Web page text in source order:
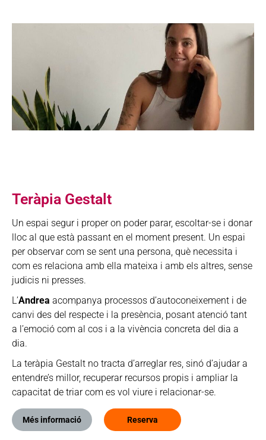
Teràpia Gestalt
Un espai segur i proper on poder parar, escoltar-se i donar
lloc al que està passant en el moment present. Un espai
per observar com se sent una persona, què necessita i
com es relaciona amb ella mateixa i amb els altres, sense
judicis ni presses.
L’Andrea acompanya processos d’autoconeixement i de
canvi des del respecte i la presència, posant atenció tant
a l’emoció com al cos i a la vivència concreta del dia a
dia.
La teràpia Gestalt no tracta d’arreglar res, sinó d’ajudar a
entendre’s millor, recuperar recursos propis i ampliar la
capacitat de triar com es vol viure i relacionar-se.
Més informació Reserva